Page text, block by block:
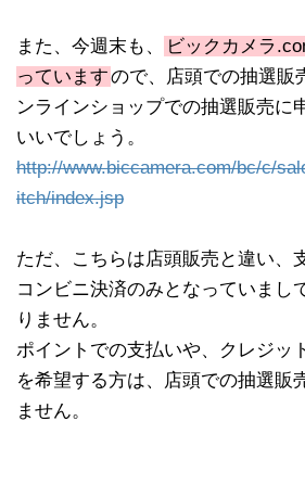
また、今週末も、
ビックカメラ
っていますので、店頭での抽選販
ンラインショップでの抽選販売に
いいでしょう。
http://www.biccamera.com/bc/c/
itch/index.jsp
ただ、こちらは店頭販売と違い、
コンビニ決済のみとなっていまし
りません。
ポイントでの支払いや、クレジッ
を希望する方は、店頭での抽選販
ません。